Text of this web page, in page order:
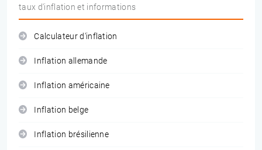
taux d'inflation et informations
Calculateur d'inflation
Inflation allemande
Inflation américaine
Inflation belge
Inflation brésilienne